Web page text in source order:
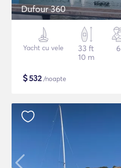
Dufour 360
Yacht cu vele
33 ft
10 m
6
$532/noapte